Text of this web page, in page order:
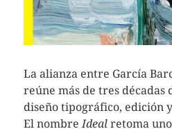
La alianza entre García
reúne más de tres décadas
diseño tipográfico, edición
El nombre Idealretoma uno